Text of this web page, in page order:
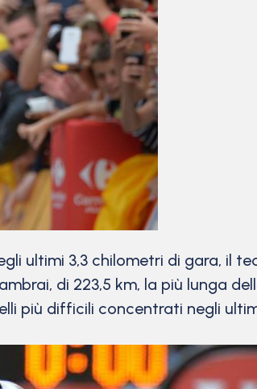
ultimi 3,3 chilometri di gara, il
di 223,5 km, la più lunga
più difficili concentrati negli